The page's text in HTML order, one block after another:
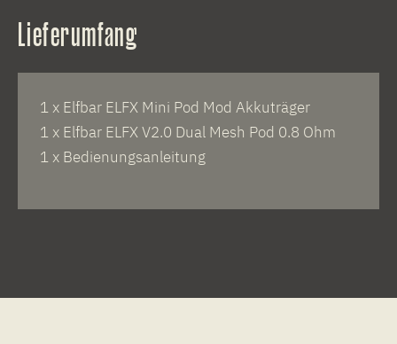
Lieferumfang
1 x Elfbar ELFX Mini Pod Mod Akkuträger
1 x Elfbar ELFX V2.0 Dual Mesh Pod 0.8 Ohm
1 x Bedienungsanleitung